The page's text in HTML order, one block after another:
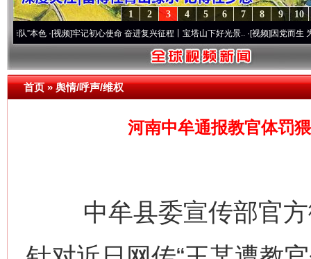
10
9
8
7
6
5
4
3
2
1
·[视频]牢记初心使命 奋进复兴征程丨宝塔山下好光景..·[视频]因党而生 为党而战
首页»舆情/呼声/维权
河南中牟通报教官体罚
中牟县委宣传部官方